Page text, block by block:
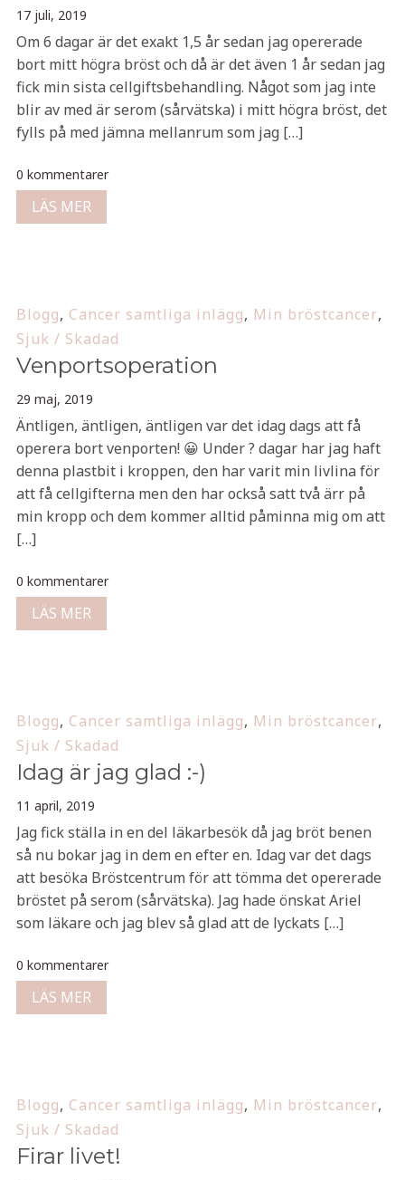
17 juli, 2019
Om 6 dagar är det exakt 1,5 år sedan jag opererade
bort mitt högra bröst och då är det även 1 år sedan jag
fick min sista cellgiftsbehandling. Något som jag inte
blir av med är serom (sårvätska) i mitt högra bröst, det
fylls på med jämna mellanrum som jag […]
0 kommentarer
LÄS MER
Blogg, Cancer samtliga inlägg, Min bröstcancer,
Sjuk / Skadad
Venportsoperation
29 maj, 2019
Äntligen, äntligen, äntligen var det idag dags att få
operera bort venporten! 😀 Under ? dagar har jag haft
denna plastbit i kroppen, den har varit min livlina för
att få cellgifterna men den har också satt två ärr på
min kropp och dem kommer alltid påminna mig om att
[…]
0 kommentarer
LÄS MER
Blogg, Cancer samtliga inlägg, Min bröstcancer,
Sjuk / Skadad
Idag är jag glad :-)
11 april, 2019
Jag fick ställa in en del läkarbesök då jag bröt benen
så nu bokar jag in dem en efter en. Idag var det dags
att besöka Bröstcentrum för att tömma det opererade
bröstet på serom (sårvätska). Jag hade önskat Ariel
som läkare och jag blev så glad att de lyckats […]
0 kommentarer
LÄS MER
Blogg, Cancer samtliga inlägg, Min bröstcancer,
Sjuk / Skadad
Firar livet!